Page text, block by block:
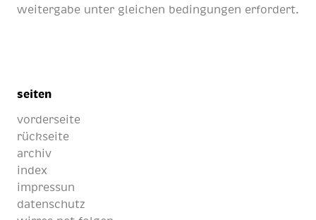
weitergabe unter gleichen bedingungen erfordert.
seiten
vorderseite
rückseite
archiv
index
impressun
datenschutz